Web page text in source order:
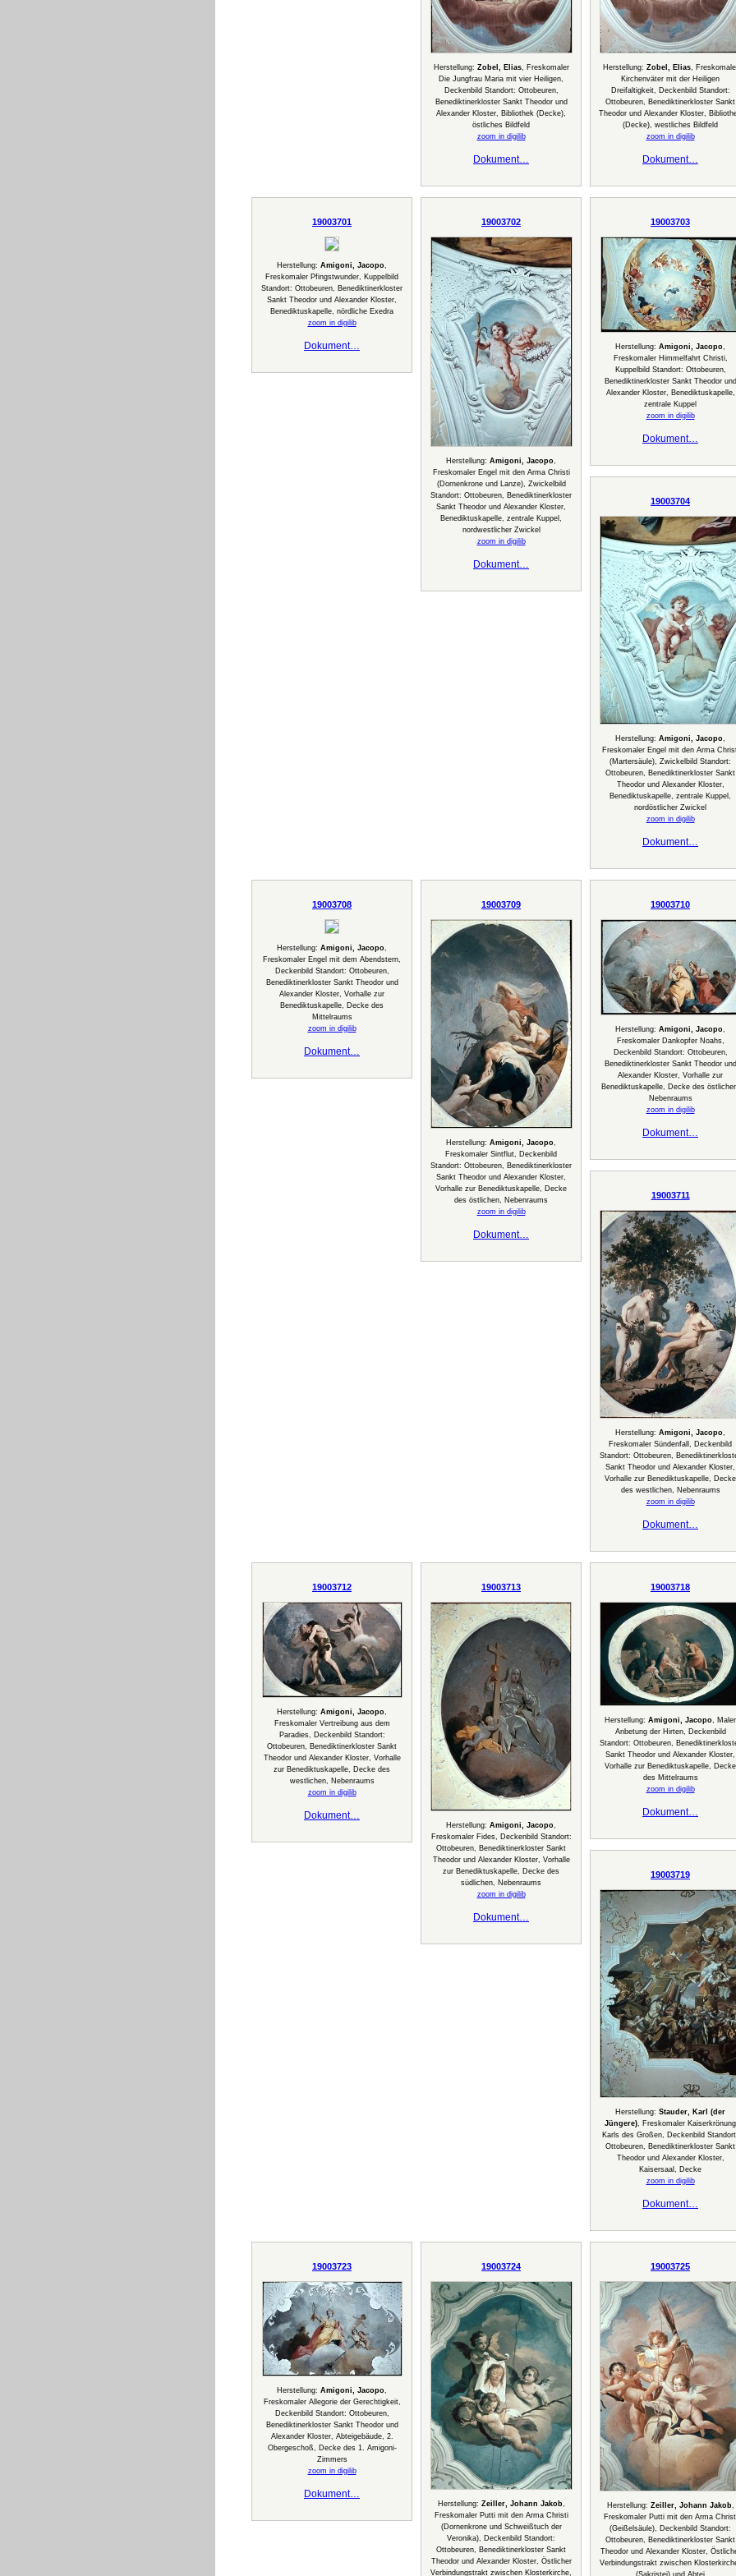
Herstellung: Zobel, Elias, Freskomaler
Die Jungfrau Maria mit vier Heiligen,
Deckenbild Standort: Ottobeuren,
Benediktinerkloster Sankt Theodor und
Alexander Kloster, Bibliothek (Decke),
östliches Bildfeld
zoom in digilib
Dokument…
Herstellung: Zobel, Elias,
Kirchenväter mit der Heiligen
Dreifaltigkeit, Deckenbild Standort:
Ottobeuren, Benediktinerkloster Sankt
Theodor und Alexander Kloster,
(Decke), westliches Bildfeld
zoom in digilib
Dokument…
19003701
Herstellung: Amigoni, Jacopo,
Freskomaler Pfingstwunder, Kuppelbild
Standort: Ottobeuren, Benediktinerkloster
Sankt Theodor und Alexander Kloster,
Benediktuskapelle, nördliche Exedra
zoom in digilib
Dokument…
19003702
Herstellung: Amigoni, Jacopo,
Freskomaler Engel mit den Arma Christi
(Dornenkrone und Lanze), Zwickelbild
Standort: Ottobeuren, Benediktinerkloster
Sankt Theodor und Alexander Kloster,
Benediktuskapelle, zentrale Kuppel,
nordwestlicher Zwickel
zoom in digilib
Dokument…
19003703
Herstellung: Amigoni, Jacopo,
Freskomaler Himmelfahrt Christi,
Kuppelbild Standort: Ottobeuren,
Benediktinerkloster Sankt Theodor und
Alexander Kloster, Benediktuskapelle,
zentrale Kuppel
zoom in digilib
Dokument…
19003704
Herstellung: Amigoni, Jacopo,
Freskomaler Engel mit den Arma
(Martersäule), Zwickelbild Standort:
Ottobeuren, Benediktinerkloster Sankt
Theodor und Alexander Kloster,
Benediktuskapelle, zentrale Kuppel,
nordöstlicher Zwickel
zoom in digilib
Dokument…
19003708
Herstellung: Amigoni, Jacopo,
Freskomaler Engel mit dem Abendstern,
Deckenbild Standort: Ottobeuren,
Benediktinerkloster Sankt Theodor und
Alexander Kloster, Vorhalle zur
Benediktuskapelle, Decke des
Mittelraums
zoom in digilib
Dokument…
19003709
Herstellung: Amigoni, Jacopo,
Freskomaler Sintflut, Deckenbild
Standort: Ottobeuren, Benediktinerkloster
Sankt Theodor und Alexander Kloster,
Vorhalle zur Benediktuskapelle, Decke
des östlichen, Nebenraums
zoom in digilib
Dokument…
19003710
Herstellung: Amigoni, Jacopo,
Freskomaler Dankopfer Noahs,
Deckenbild Standort: Ottobeuren,
Benediktinerkloster Sankt Theodor und
Alexander Kloster, Vorhalle zur
Benediktuskapelle, Decke des
Nebenraums
zoom in digilib
Dokument…
19003711
Herstellung: Amigoni, Jacopo,
Freskomaler Sündenfall, Deckenbild
Standort: Ottobeuren,
Sankt Theodor und Alexander Kloster,
Vorhalle zur Benediktuskapelle, Decke
des westlichen, Nebenraums
zoom in digilib
Dokument…
19003712
Herstellung: Amigoni, Jacopo,
Freskomaler Vertreibung aus dem
Paradies, Deckenbild Standort:
Ottobeuren, Benediktinerkloster Sankt
Theodor und Alexander Kloster, Vorhalle
zur Benediktuskapelle, Decke des
westlichen, Nebenraums
zoom in digilib
Dokument…
19003713
Herstellung: Amigoni, Jacopo,
Freskomaler Fides, Deckenbild Standort:
Ottobeuren, Benediktinerkloster Sankt
Theodor und Alexander Kloster, Vorhalle
zur Benediktuskapelle, Decke des
südlichen, Nebenraums
zoom in digilib
Dokument…
19003718
Herstellung: Amigoni, Jacopo, Maler
Anbetung der Hirten, Deckenbild
Standort: Ottobeuren,
Sankt Theodor und Alexander Kloster,
Vorhalle zur Benediktuskapelle, Decke
des Mittelraums
zoom in digilib
Dokument…
19003719
Herstellung: Stauder, Karl (der
Jüngere), Freskomaler Kaiserkrönung
Karls des Großen, Deckenbild
Ottobeuren, Benediktinerkloster Sankt
Theodor und Alexander Kloster,
Kaisersaal, Decke
zoom in digilib
Dokument…
19003723
Herstellung: Amigoni, Jacopo,
Freskomaler Allegorie der Gerechtigkeit,
Deckenbild Standort: Ottobeuren,
Benediktinerkloster Sankt Theodor und
Alexander Kloster, Abteigebäude, 2.
Obergeschoß, Decke des 1. Amigoni-
Zimmers
zoom in digilib
Dokument…
19003724
Herstellung: Zeiller, Johann Jakob,
Freskomaler Putti mit den Arma Christi
(Dornenkrone und Schweißtuch der
Veronika), Deckenbild Standort:
Ottobeuren, Benediktinerkloster Sankt
Theodor und Alexander Kloster, Östlicher
Verbindungstrakt zwischen Klosterkirche,
19003725
Herstellung: Zeiller, Johann Jakob,
Freskomaler Putti mit den Arma
(Geißelsäule), Deckenbild Standort:
Ottobeuren, Benediktinerkloster Sankt
Theodor und Alexander Kloster,
Verbindungstrakt zwischen